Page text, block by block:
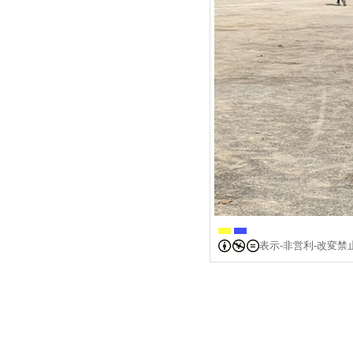
表示-非営利-改変禁